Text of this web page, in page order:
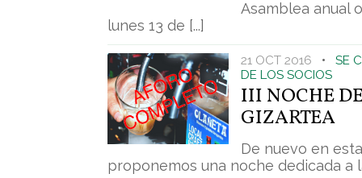
Asamblea anual
lunes 13 de [...]
21 OCT 2016 •
SE
DE LOS SOCIOS
III NOCHE
GIZARTEA
De nuevo en
proponemos una noche dedicada a